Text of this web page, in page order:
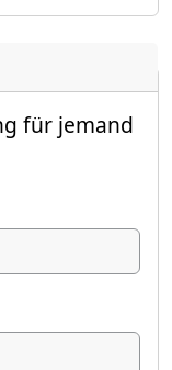
für jemand